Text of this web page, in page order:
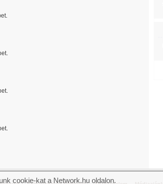
.
.
.
.
cookie-kat a Network.hu oldalon.